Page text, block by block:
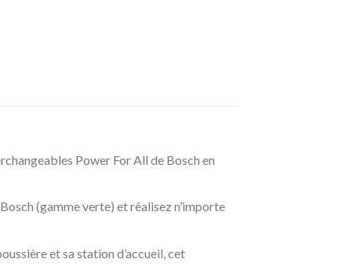
Power For All de Bosch en
(gamme verte) et réalisez n’importe
et sa station d’accueil, cet